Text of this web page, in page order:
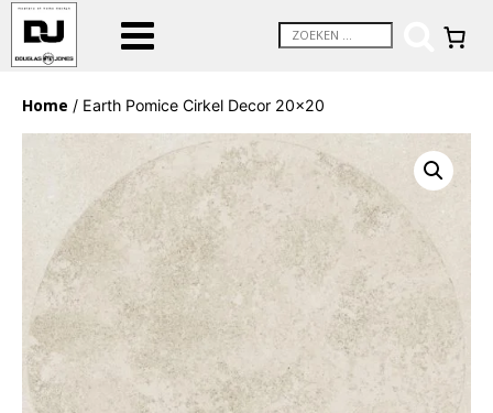
Home / Earth Pomice Cirkel Decor 20×20